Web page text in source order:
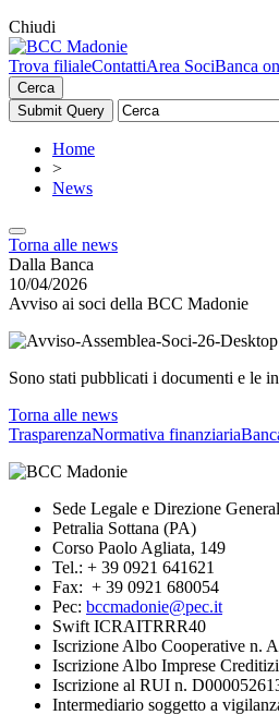
Chiudi
Trova filialeContattiArea SociBanca
Cerca
Home
>
News
Torna alle news
Dalla Banca
10/04/2026
Avviso ai soci della BCC Madonie
Sono stati pubblicati i documenti e le
Torna alle news
TrasparenzaNormativa finanziaria
Sede Legale e Direzione
Petralia Sottana (PA)
Corso Paolo Agliata, 149
Tel.: + 39 0921 641621
Fax: + 39 0921 680054
Pec: bccmadonie@pec.it
Swift ICRAITRRR40
Iscrizione Albo Cooperative n.
Iscrizione Albo Imprese
Iscrizione al RUI n.
Intermediario soggetto a